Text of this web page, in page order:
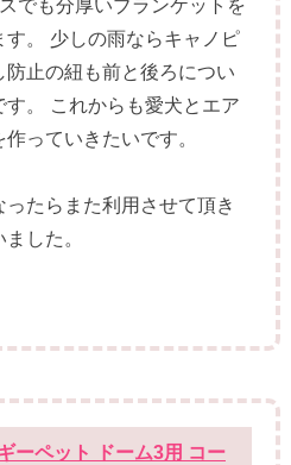
でも分厚いブランケットを
。 少しの雨ならキャノピ
止の紐も前と後ろについ
。 これからも愛犬とエア
っていきたいです。
たらまた利用させて頂き
した。
ーペット ドーム3用 コー